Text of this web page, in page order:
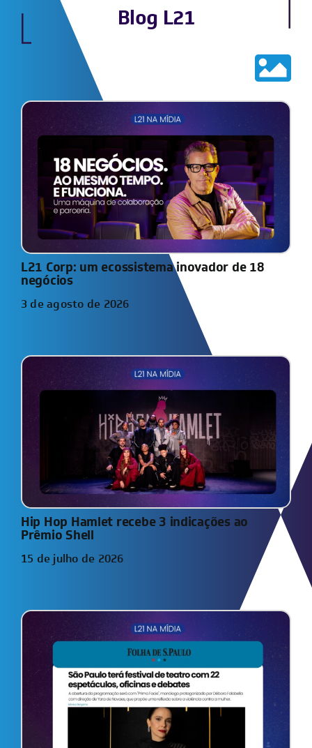
Blog L21
L21 Corp: um ecossistema inovador de 18
negócios
3 de agosto de 2026
Hip Hop Hamlet recebe 3 indicações ao
Prêmio Shell
15 de julho de 2026